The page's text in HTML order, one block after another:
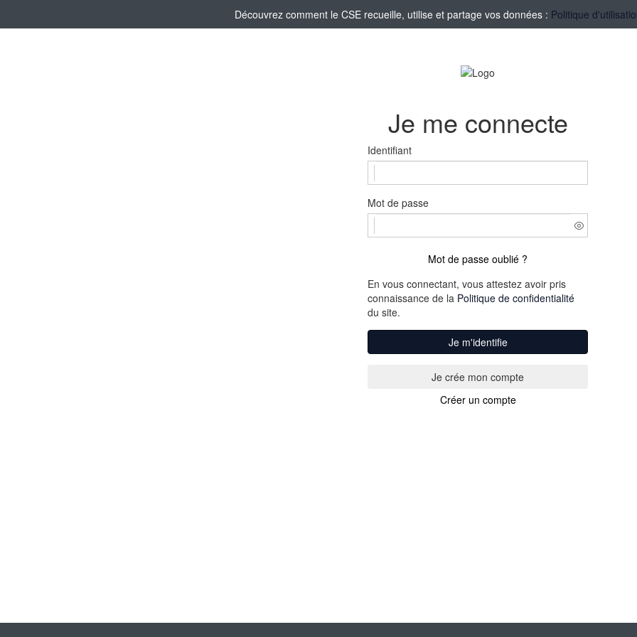
Découvrez comment le CSE recueille, utilise et partage vos données : Politique
Je me connecte
Identifiant
Mot de passe
Mot de passe oublié ?
En vous connectant, vous attestez avoir pris
connaissance de la Politique de confidentialité
du site.
Je m'identifie
Créer un compte